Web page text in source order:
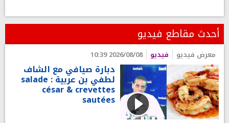
أحدث مقاطع فيديو
معرض فيديو فيديو 2026/08/08 10:39
دبارة صيافي مع الشاف
لطفي بن عربية : salade
césar & crevettes
sautées